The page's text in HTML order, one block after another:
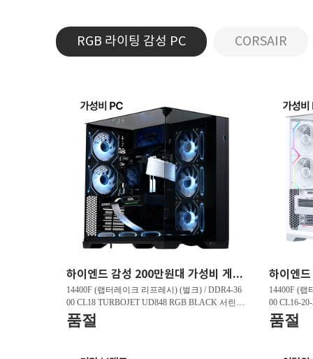
RGB 라이팅 감성 PC CORSAIR
하이엔드 감성 200만원대 가성비 게이밍PC HY263 FHD 리그오브레전드 200 프레임 , 발로란트 240 프레임 , 배틀그라운드 150 프레임
14400F (랩터레이크 리프레시) (벌크) / DDR4-36
00 CL18 TURBOJET UD848 RGB BLACK 서린 (3
2GB(16Gx2)) / B760M DS3H D4 제이씨현 / 지포
스 RTX 5060 DUAL OC D7 8GB 이엠텍 / T500 M.
품절
14400F (랩
00 CL16-
5060
품절